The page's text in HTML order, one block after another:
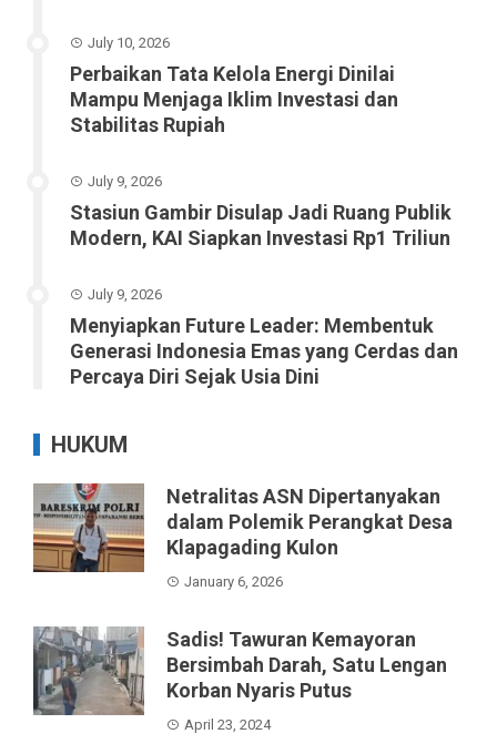
July 10, 2026
Perbaikan Tata Kelola Energi Dinilai
Mampu Menjaga Iklim Investasi dan
Stabilitas Rupiah
July 9, 2026
Stasiun Gambir Disulap Jadi Ruang Publik
Modern, KAI Siapkan Investasi Rp1 Triliun
July 9, 2026
Menyiapkan Future Leader: Membentuk
Generasi Indonesia Emas yang Cerdas dan
Percaya Diri Sejak Usia Dini
HUKUM
Netralitas ASN Dipertanyakan
dalam Polemik Perangkat Desa
Klapagading Kulon
January 6, 2026
Sadis! Tawuran Kemayoran
Bersimbah Darah, Satu Lengan
Korban Nyaris Putus
April 23, 2024